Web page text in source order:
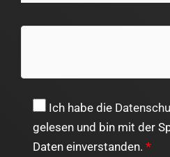
Ich habe die
gelesen und bin mit der
Daten einverstanden. *